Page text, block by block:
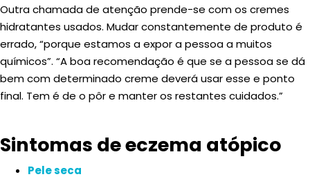
Outra chamada de atenção prende-se com os cremes
hidratantes usados. Mudar constantemente de produto é
errado, “porque estamos a expor a pessoa a muitos
químicos”. “A boa recomendação é que se a pessoa se dá
bem com determinado creme deverá usar esse e ponto
final. Tem é de o pôr e manter os restantes cuidados.”
Sintomas de eczema atópico
Pele seca